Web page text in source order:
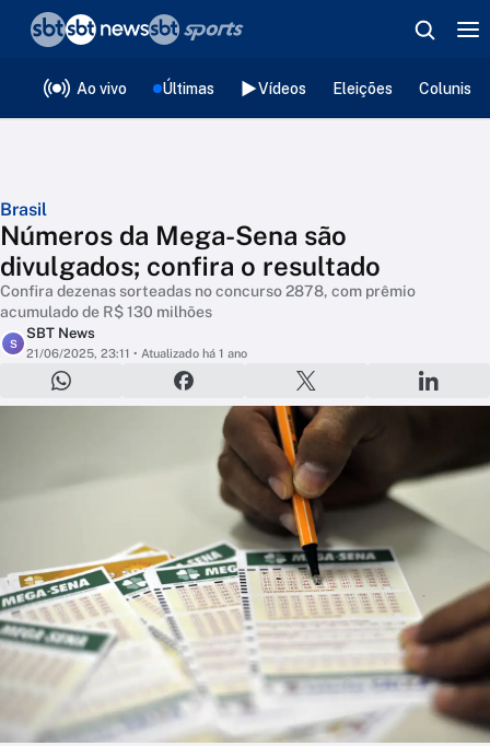
Ao vivo Últimas Vídeos Eleições
Brasil
Números da Mega-Sena são
divulgados; confira o resultado
Confira dezenas sorteadas no concurso 2878, com prêmio
acumulado de R$ 130 milhões
S
SBT News
21/06/2025, 23:11 • Atualizado há 1 ano
❮voltar
Editorias